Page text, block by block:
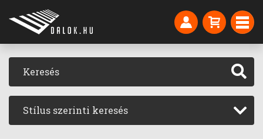
Stílus szerinti keresés